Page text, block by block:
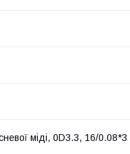
міді, 0D3.3, 16/0.08*3